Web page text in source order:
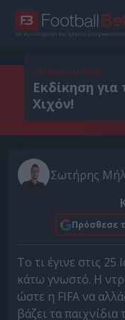
Με την υπογραφή του Χρήστου Σωτηρακόπουλου
27 Ιουνίου 2026
Εκδίκηση
Χιχόν!
Σωτήρης
Πρόσθεσε
Το τι έγινε στις
κάτω γνωστό. Η
ώστε η FIFA να
βάζει τα